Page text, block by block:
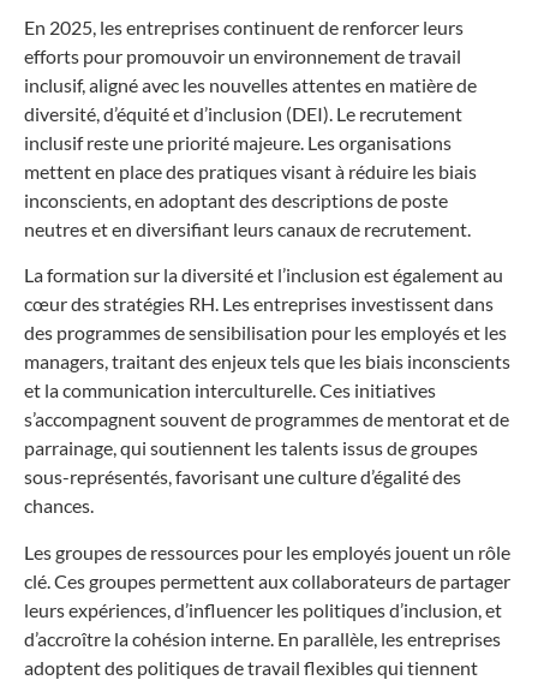
En 2025, les entreprises continuent de renforcer leurs
efforts pour promouvoir un environnement de travail
inclusif, aligné avec les nouvelles attentes en matière de
diversité, d’équité et d’inclusion (DEI). Le recrutement
inclusif reste une priorité majeure. Les organisations
mettent en place des pratiques visant à réduire les biais
inconscients, en adoptant des descriptions de poste
neutres et en diversifiant leurs canaux de recrutement.
La formation sur la diversité et l’inclusion est également au
cœur des stratégies RH. Les entreprises investissent dans
des programmes de sensibilisation pour les employés et les
managers, traitant des enjeux tels que les biais inconscients
et la communication interculturelle. Ces initiatives
s’accompagnent souvent de programmes de mentorat et de
parrainage, qui soutiennent les talents issus de groupes
sous-représentés, favorisant une culture d’égalité des
chances.
Les groupes de ressources pour les employés jouent un rôle
clé. Ces groupes permettent aux collaborateurs de partager
leurs expériences, d’influencer les politiques d’inclusion, et
d’accroître la cohésion interne. En parallèle, les entreprises
adoptent des politiques de travail flexibles qui tiennent